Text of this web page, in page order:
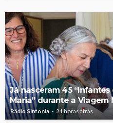
Já nasceram 45
Maria” durante a Viagem
Rádio Sintonia 21 horas atrás